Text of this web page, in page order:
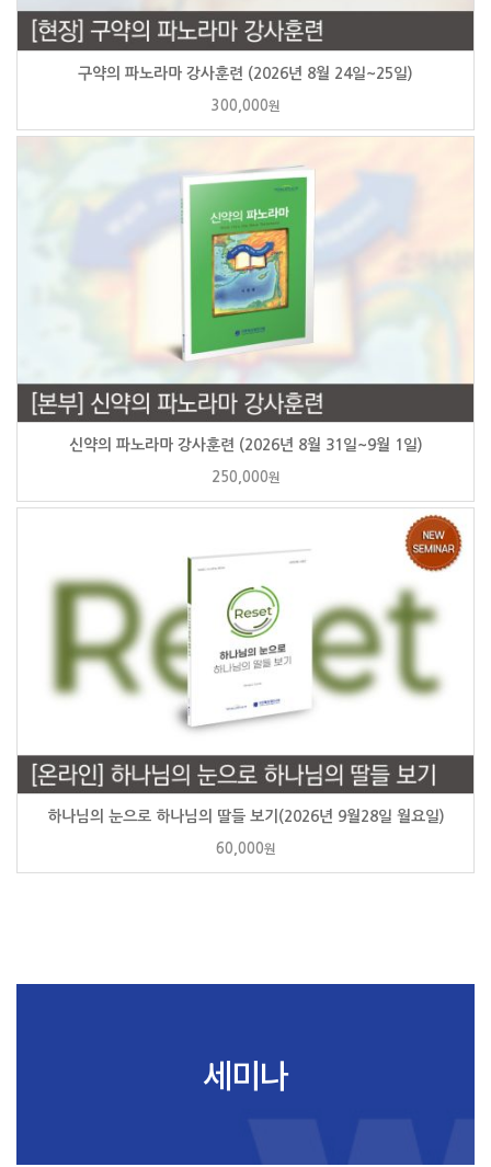
구약의 파노라마 강사훈련 (2026년 8월 24일~25일)
300,000원
신약의 파노라마 강사훈련 (2026년 8월 31일~9월 1일)
250,000원
하나님의 눈으로 하나님의 딸들 보기(2026년 9월28일 월요일)
60,000원
세미나